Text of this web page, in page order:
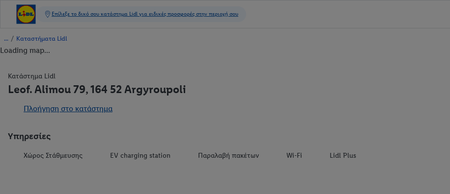
/ Καταστήματα Lidl
Loading map...
Κατάστημα Lidl
Leof. Alimou 79, 164 52 Argyroupoli
Πλοήγηση στο κατάστημα
Υπηρεσίες
Χώρος Στάθμευσης EV charging station Παραλαβή πακέτων Wi-Fi Lidl Plus